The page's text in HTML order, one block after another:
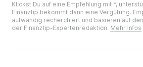
Klickst Du auf eine Empfehlung mit *,
Finanztip bekommt dann eine Vergütung.
aufwändig recherchiert und basieren auf
der Finanztip-Expertenredaktion. Mehr Infos